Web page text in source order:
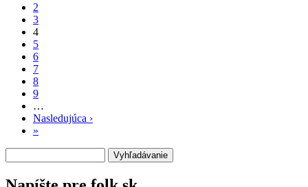
2
3
4
5
6
7
8
9
…
Nasledujúca ›
»